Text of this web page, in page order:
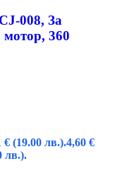
008, За
мотор, 360
(19.00 лв.).4,60 €
лв.).